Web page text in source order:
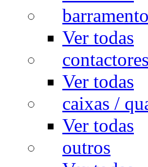
Ver todas
contactores
Ver todas
caixas /
Ver todas
outros